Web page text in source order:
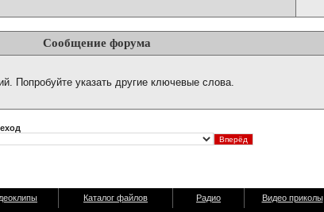
Сообщение форума
Попробуйте указать другие ключевые слова.
Каталог файлов Радио Видео приколы